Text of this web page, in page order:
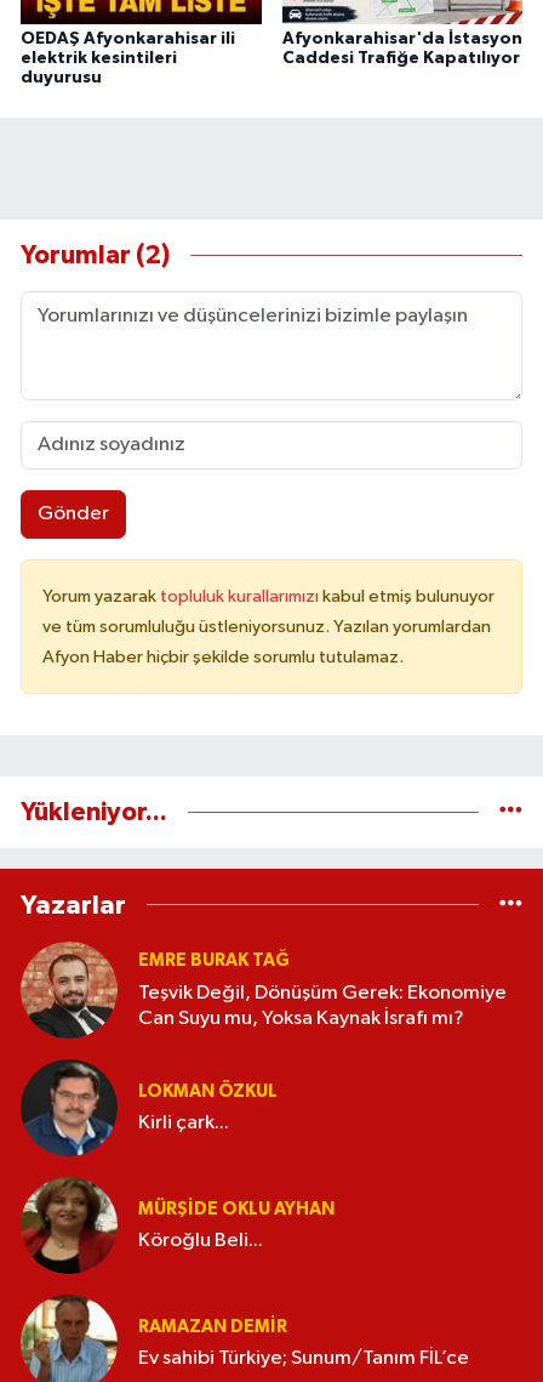
OEDAŞ Afyonkarahisar ili
elektrik kesintileri
duyurusu
Afyonkarahisar'da İstasyon
Caddesi Trafiğe Kapatılıyor
Yorumlar (2)
Gönder
Yorum yazarak topluluk kurallarımızı kabul etmiş bulunuyor
ve tüm sorumluluğu üstleniyorsunuz. Yazılan yorumlardan
Afyon Haber hiçbir şekilde sorumlu tutulamaz.
Yükleniyor...
Yazarlar
EMRE BURAK TAĞ
Teşvik Değil, Dönüşüm Gerek: Ekonomiye
Can Suyu mu, Yoksa Kaynak İsrafı mı?
LOKMAN ÖZKUL
Kirli çark...
MÜRŞIDE OKLU AYHAN
Köroğlu Beli...
RAMAZAN DEMİR
Ev sahibi Türkiye; Sunum/Tanım FİL’ce